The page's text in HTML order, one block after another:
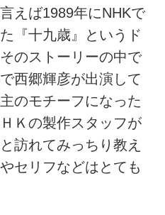
えば1989年にNHKで
『十九歳』というド
のストーリーの中で
西郷輝彦が出演して
のモチーフになった
Ｋの製作スタッフが
訪れてみっちり教え
セリフなどはとても